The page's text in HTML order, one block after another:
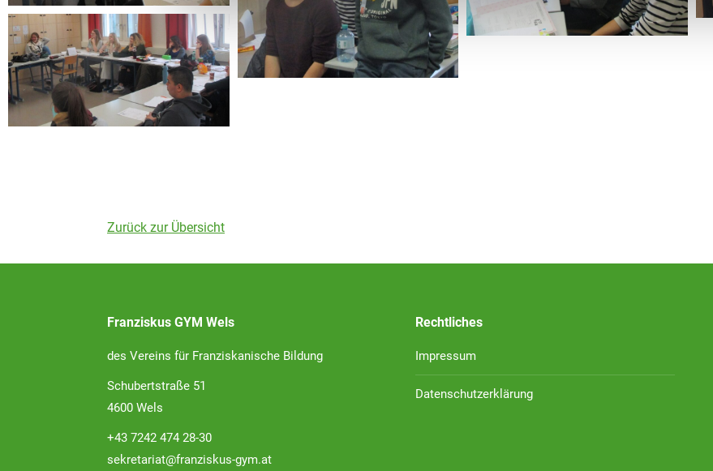
Zurück zur Übersicht
Franziskus GYM Wels
des Vereins für Franziskanische Bildung
Schubertstraße 51
4600 Wels
+43 7242 474 28-30
sekretariat@franziskus-gym.at
Rechtliches
Impressum
Datenschutzerklärung